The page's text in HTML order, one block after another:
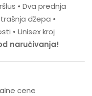
• Dva prednja
džepa •
• Unisex kroj
naručivanja!
cene